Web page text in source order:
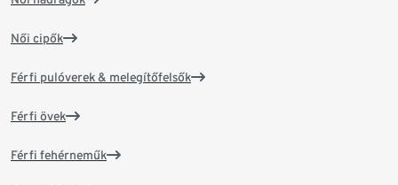
Női cipők
Férfi pulóverek & melegítőfelsők
Férfi övek
Férfi fehérneműk